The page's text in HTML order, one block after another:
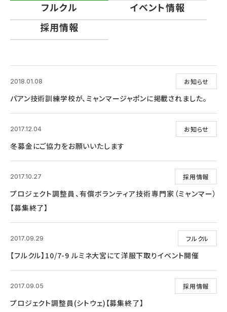
フルクル
イベント情報
採用情報
お知らせ
2018.01.08
パアン技術訓練学校が、ミャンマージャポンに掲載されました。
お知らせ
2017.12.04
冬募金にご協力をお願いいたします
採用情報
2017.10.27
プロジェクト調整員、有償ボランティア技術専門家（ミャンマー）
【募集終了】
フルクル
2017.09.29
【フルクル】10/7-9 ルミネ大宮にて洋服下取りイベント開催
採用情報
2017.09.05
プロジェクト調整員(シトウェ)【募集終了】